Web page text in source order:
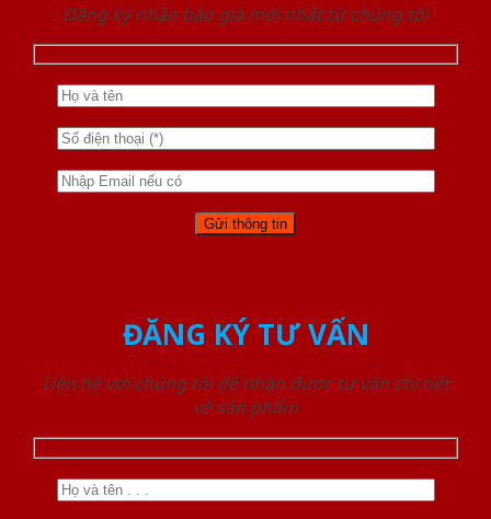
Đăng ký nhận báo giá mới nhất từ chúng tôi
ĐĂNG KÝ TƯ VẤN
Liên hệ với chúng tôi để nhận được tư vấn chi tiết
về sản phẩm